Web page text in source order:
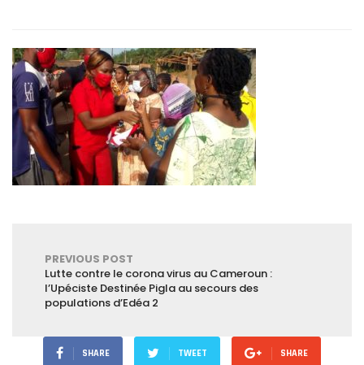
PREVIOUS POST
Lutte contre le corona virus au Cameroun :
l’Upéciste Destinée Pigla au secours des
populations d’Edéa 2
SHARE TWEET SHARE